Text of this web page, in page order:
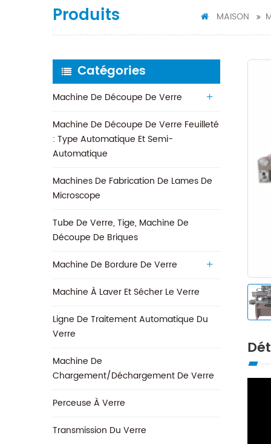
Produits MAISON
Catégories
Machine De Découpe De Verre
Machine De Découpe De Verre Feuilleté
: Type Automatique Et Semi-
Automatique
Machines De Fabrication De Lames De
Microscope
Tube De Verre, Tige, Machine De
Découpe De Briques
Machine De Bordure De Verre
Machine À Laver Et Sécher Le Verre
Ligne De Traitement Automatique Du
Verre
Machine De
Chargement/déchargement De Verre
Perceuse À Verre
Transmission Du Verre